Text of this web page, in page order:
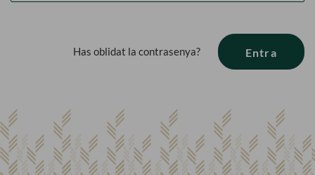
Entra
Has oblidat la contrasenya?